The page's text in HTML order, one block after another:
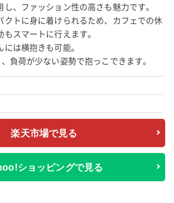
、ファッション性の高さも魅力です。
クトに身に着けられるため、カフェでの休
スマートに行えます。
は横抱きも可能。
負荷が少ない姿勢で抱っこできます。
楽天市場で見る
ショッピングで見る